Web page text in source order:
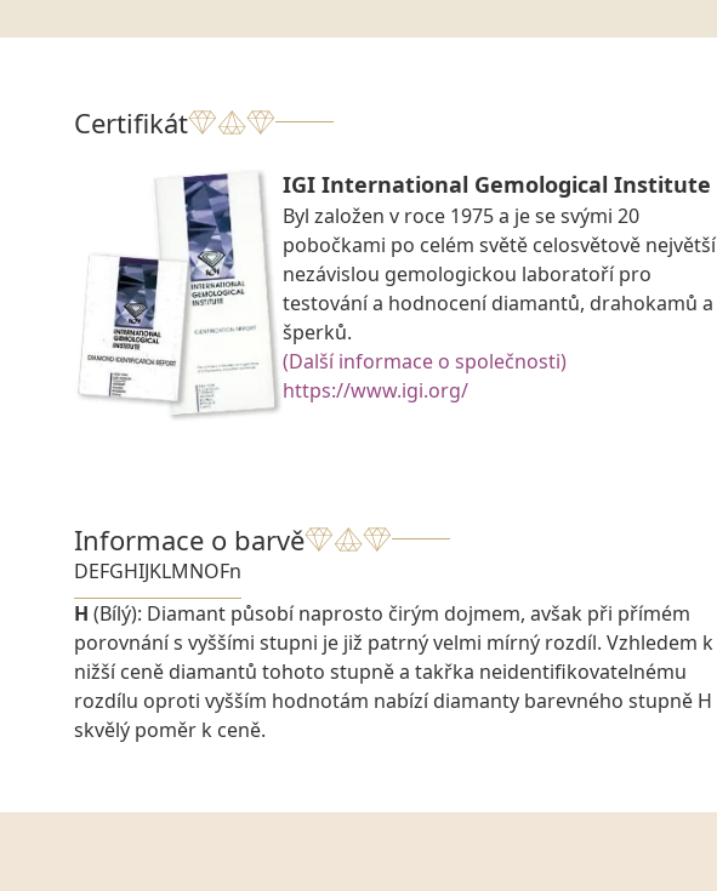
Certifikát
IGI International Gemological Institute
Byl založen v roce 1975 a je se svými 20
pobočkami po celém světě celosvětově největší
nezávislou gemologickou laboratoří pro
testování a hodnocení diamantů, drahokamů a
šperků.
(Další informace o společnosti)
https://www.igi.org/
Informace o barvě
DEFGHIJKLMNOFn
H (Bílý): Diamant působí naprosto čirým dojmem, avšak při přímém
porovnání s vyššími stupni je již patrný velmi mírný rozdíl. Vzhledem k
nižší ceně diamantů tohoto stupně a takřka neidentifikovatelnému
rozdílu oproti vyšším hodnotám nabízí diamanty barevného stupně H
skvělý poměr k ceně.